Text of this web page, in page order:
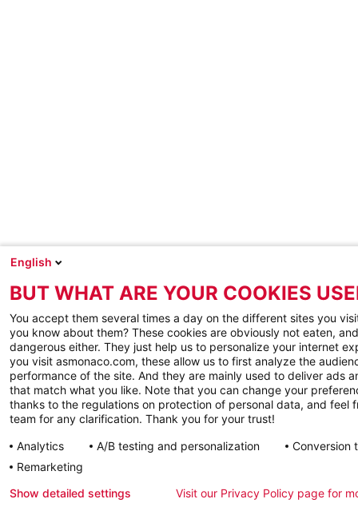
English
BUT WHAT ARE YOUR COOKIES
You accept them several times a day on the different sites you
you know about them? These cookies are obviously not eaten,
dangerous either. They just help us to personalize your internet
you visit asmonaco.com, these allow us to first analyze the
performance of the site. And they are mainly used to deliver ads
that match what you like. Note that you can change your
thanks to the regulations on protection of personal data, and feel
team for any clarification. Thank you for your trust!
Analytics
A/B testing and personalization
Conversion
Remarketing
Show detailed settings
Visit our Privacy Policy page for